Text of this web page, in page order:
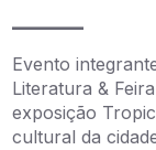
Evento
Literatura &
exposição
cultural da